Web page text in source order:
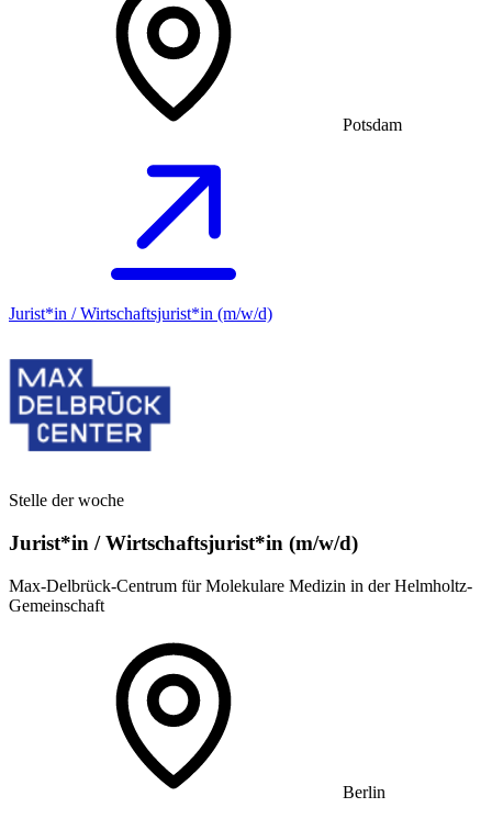
Potsdam
Jurist*in / Wirtschafts­jurist*in (m/w/d)
Stelle der woche
Jurist*in / Wirtschafts­jurist*in (m/w/d)
Max-Delbrück-Centrum für Molekulare Medizin in der Helmholtz-
Gemeinschaft
Berlin